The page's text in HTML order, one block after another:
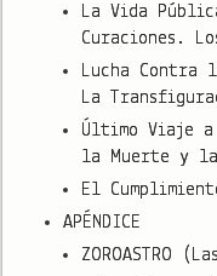
La Vida
Curaciones.
Lucha Contra
La
Último Viaje
la Muerte y la
El
APÉNDICE
ZOROASTRO